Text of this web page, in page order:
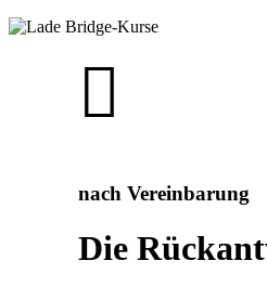
nach Vereinbarung
Die